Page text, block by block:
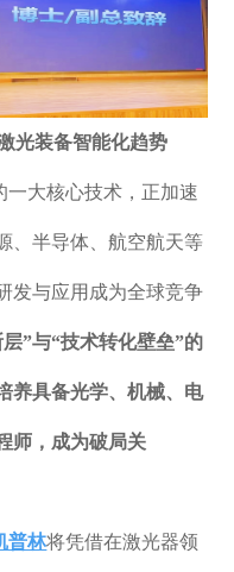
光装备智能化趋势
一大核心技术，正加速
、半导体、航空航天等
发与应用成为全球竞争
”与“技术转化壁垒”的
养具备光学、机械、电
师 ， 成为破局关
普林将凭借在激光器领